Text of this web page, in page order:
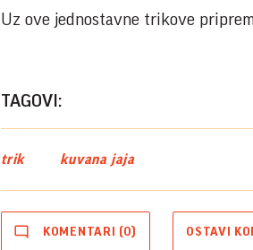
Uz ove jednostavne trikove
TAGOVI:
trik kuvana jaja
KOMENTARI (0) OSTAVI